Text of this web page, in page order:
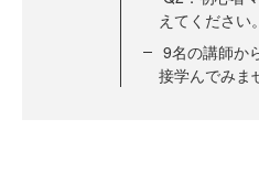
えてください。
9名の講師か
接学んでみま